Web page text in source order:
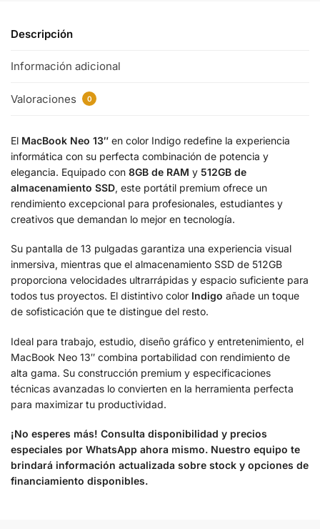
Descripción
Información adicional
Valoraciones 0
El MacBook Neo 13″ en color Indigo redefine la experiencia
informática con su perfecta combinación de potencia y
elegancia. Equipado con 8GB de RAM y 512GB de
almacenamiento SSD, este portátil premium ofrece un
rendimiento excepcional para profesionales, estudiantes y
creativos que demandan lo mejor en tecnología.
Su pantalla de 13 pulgadas garantiza una experiencia visual
inmersiva, mientras que el almacenamiento SSD de 512GB
proporciona velocidades ultrarrápidas y espacio suficiente para
todos tus proyectos. El distintivo color Indigo añade un toque
de sofisticación que te distingue del resto.
Ideal para trabajo, estudio, diseño gráfico y entretenimiento, el
MacBook Neo 13″ combina portabilidad con rendimiento de
alta gama. Su construcción premium y especificaciones
técnicas avanzadas lo convierten en la herramienta perfecta
para maximizar tu productividad.
¡No esperes más! Consulta disponibilidad y precios
especiales por WhatsApp ahora mismo. Nuestro equipo te
brindará información actualizada sobre stock y opciones de
financiamiento disponibles.